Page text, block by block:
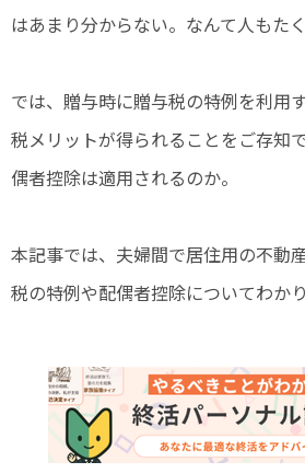
はあまり分からない。なんて人もたく
では、贈与時に贈与税の特例を利用
税メリットが得られることをご存知
偶者控除は適用されるのか。
本記事では、夫婦間で居住用の不動
税の特例や配偶者控除についてわか